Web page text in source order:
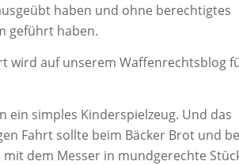
haben und ohne berechtigtes
geführt haben.
wird auf unserem Waffenrechtsblog
ein simples Kinderspielzeug. Und das
Fahrt sollte beim Bäcker Brot und
dem Messer in mundgerechte